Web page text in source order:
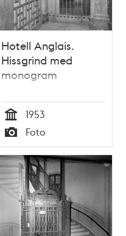
Hotell Anglais.
Hissgrind med
monogram
Tid
1953
Typ
Foto